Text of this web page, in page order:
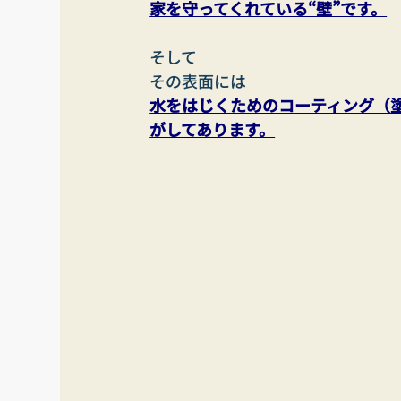
家を守ってくれている“壁”です。
そして
その表面には
水をはじくためのコーティング（
がしてあります。